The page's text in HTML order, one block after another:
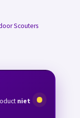
Scouters
niet